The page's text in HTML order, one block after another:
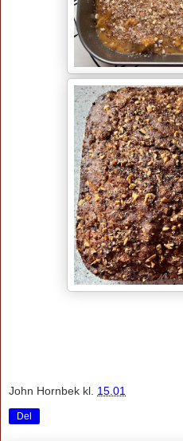
John Hornbek kl. 15.01
Del